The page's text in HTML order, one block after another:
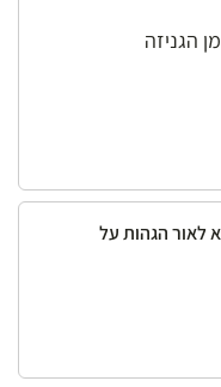
הגניזה
לאור הגהות על